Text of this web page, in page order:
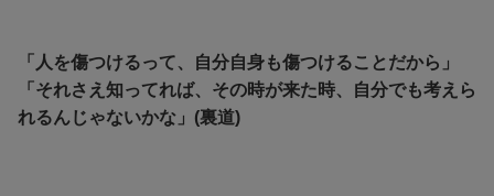
「人を傷つけるって、自分自身も傷つけることだから」
「それさえ知ってれば、その時が来た時、自分でも考えら
れるんじゃないかな」(裏道)